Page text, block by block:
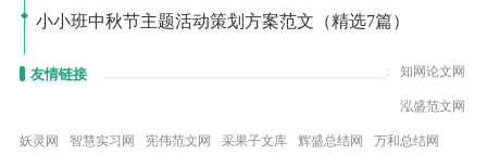
小小班中秋节主题活动策划方案范文（精选7篇）
友情链接 : 知网论文网
泓盛范文网
妖灵网 智慧实习网 宪伟范文网 采果子文库 辉盛总结网 万和总结网